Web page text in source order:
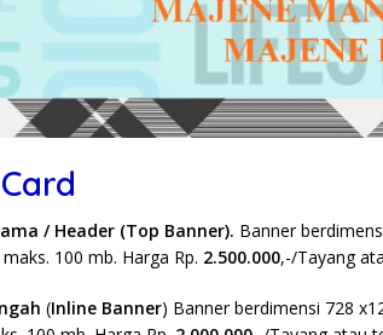
/ Header (Top Banner). Banner
100 mb. Harga Rp. 2.500.000,-/Tayang
(Inline Banner) Banner berdimensi 728